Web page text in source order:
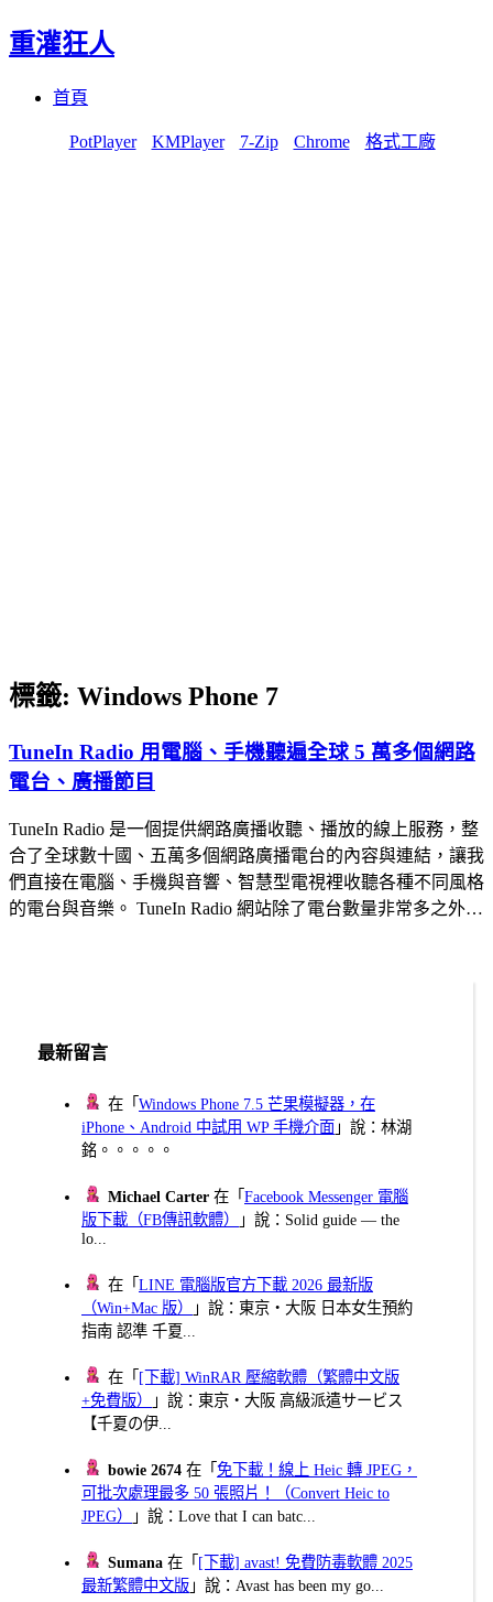
重灌狂人
首頁
PotPlayer KMPlayer 7-Zip Chrome 格式工廠
標籤: Windows Phone 7
TuneIn Radio 用電腦、手機聽遍全球 5 萬多個網路
電台、廣播節目
TuneIn Radio 是一個提供網路廣播收聽、播放的線上服務，整
合了全球數十國、五萬多個網路廣播電台的內容與連結，讓我
們直接在電腦、手機與音響、智慧型電視裡收聽各種不同風格
的電台與音樂。 TuneIn Radio 網站除了電台數量非常多之外…
最新留言
在「Windows Phone 7.5 芒果模擬器，在
iPhone、Android 中試用 WP 手機介面 」說：林湖
銘。。。。。
Michael Carter 在「Facebook Messenger 電腦
版下載（FB傳訊軟體）
」說：Solid guide — the
lo...
在「LINE 電腦版官方下載 2026 最新版
（Win+Mac 版）
」說：東京・大阪 日本女生預約
指南 認準 千夏...
在「 [下載] WinRAR 壓縮軟體（繁體中文版
+免費版）
」說：東京・大阪 高級派遣サービス
【千夏の伊...
bowie 2674 在「免下載！線上 Heic 轉 JPEG，
可批次處理最多 50 張照片！（Convert Heic to
JPEG）
」說：Love that I can batc...
Sumana 在「 [下載] avast! 免費防毒軟體 2025
最新繁體中文版 」說：Avast has been my go...